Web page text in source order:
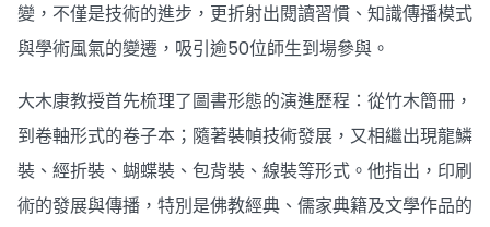
變，不僅是技術的進步，更折射出閱讀習慣、知識傳播模式
與學術風氣的變遷，吸引逾50位師生到場參與。
大木康教授首先梳理了圖書形態的演進歷程：從竹木簡冊，
到卷軸形式的卷子本；隨著裝幀技術發展，又相繼出現龍鱗
裝、經折裝、蝴蝶裝、包背裝、線裝等形式。他指出，印刷
術的發展與傳播，特別是佛教經典、儒家典籍及文學作品的